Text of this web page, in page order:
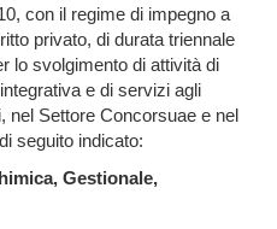
con il regime di impegno a
privato, di durata triennale
lo svolgimento di attività di
e di servizi agli
nel Settore Concorsuae e nel
seguito indicato:
Gestionale,